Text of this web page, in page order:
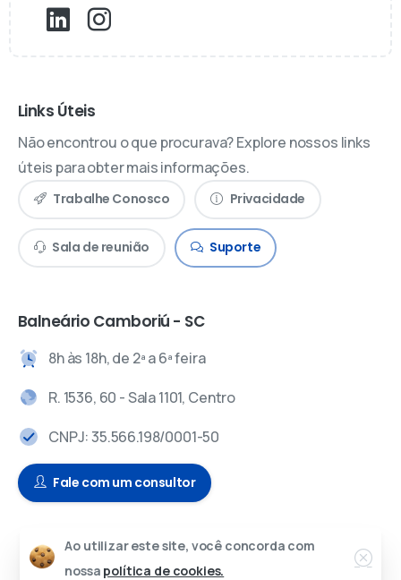
Links Úteis
Não encontrou o que procurava? Explore nossos links
úteis para obter mais informações.
Trabalhe Conosco Privacidade
Sala de reunião Suporte
Balneário Camboriú - SC
8h às 18h, de 2ª a 6ª feira
R. 1536, 60 - Sala 1101, Centro
CNPJ: 35.566.198/0001-50
Fale com um consultor
Ao utilizar este site, você concorda com
nossa política de cookies.